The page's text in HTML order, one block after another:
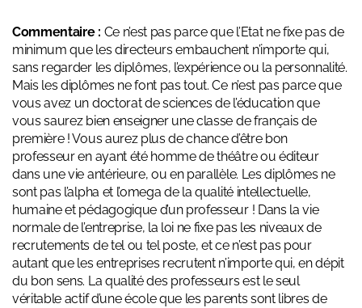
Commentaire : Ce n’est pas parce que l’Etat ne fixe pas de
minimum que les directeurs embauchent n’importe qui,
sans regarder les diplômes, l’expérience ou la personnalité.
Mais les diplômes ne font pas tout. Ce n’est pas parce que
vous avez un doctorat de sciences de l’éducation que
vous saurez bien enseigner une classe de français de
première ! Vous aurez plus de chance d’être bon
professeur en ayant été homme de théâtre ou éditeur
dans une vie antérieure, ou en parallèle. Les diplômes ne
sont pas l’alpha et l’omega de la qualité intellectuelle,
humaine et pédagogique d’un professeur ! Dans la vie
normale de l’entreprise, la loi ne fixe pas les niveaux de
recrutements de tel ou tel poste, et ce n’est pas pour
autant que les entreprises recrutent n’importe qui, en dépit
du bon sens. La qualité des professeurs est le seul
véritable actif d’une école que les parents sont libres de